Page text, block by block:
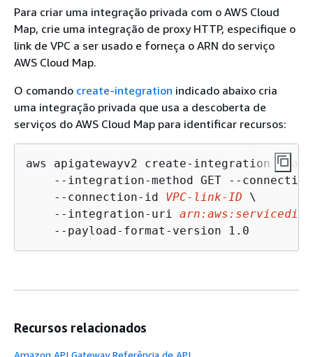
Para criar uma integração privada com o AWS Cloud
Map, crie uma integração de proxy HTTP, especifique o
link de VPC a ser usado e forneça o ARN do serviço
AWS Cloud Map.
O comando create-integration indicado abaixo cria
uma integração privada que usa a descoberta de
serviços do AWS Cloud Map para identificar recursos:
aws apigatewayv2 create-integration --
--integration-method GET --
    --connection-id
VPC-link-ID \
    --integration-uri
    --payload-format-version 1.0
Recursos relacionados
Amazon API Gateway Referência de API